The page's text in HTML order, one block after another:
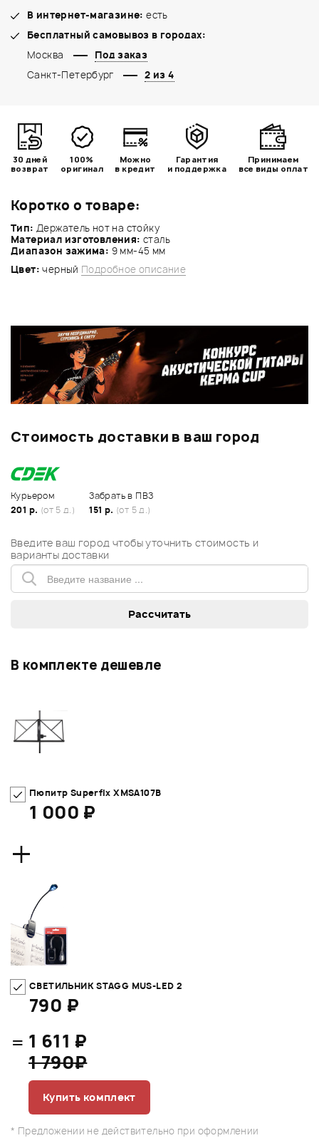
Коротко о товаре:
Тип: Держатель нот на стойку
Материал изготовления: сталь
Диапазон зажима: 9 мм-45 мм
Цвет:черный Подробное описание
В интернет-магазине: есть
Бесплатный самовывоз в городах:
Москва
Под заказ
Санкт-Петербург
2 из 4
30 дней
возврат
100%
оригинал
Можно
в кредит
Гарантия
и поддержка
Принимаем
все виды оплат
Стоимость доставки в ваш город
Курьером
201 р. (от 5 д.)
Забрать в ПВЗ
151 р. (от 5 д.)
Введите ваш город чтобы уточнить стоимость и
варианты доставки
В комплекте дешевле
Пюпитр Superfix XMSA107B
1 000 ₽
+
СВЕТИЛЬНИК STAGG MUS-LED 2
790 ₽
= 1 611 ₽
1 790₽
Купить комплект
* Предложении не действительно при оформлении